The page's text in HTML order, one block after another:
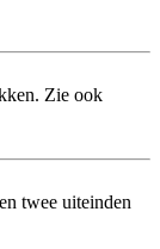
Zie ook
twee uiteinden